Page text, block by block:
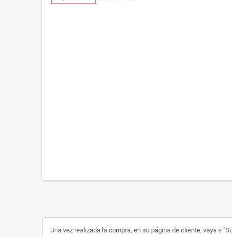
Una vez realizada la compra, en su página de cliente, vaya a